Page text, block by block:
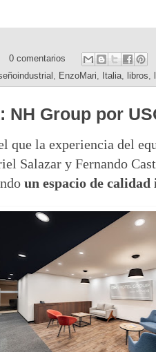
0 comentarios
, EnzoMari, Italia, libros,
NH Group por
que la experiencia del
Salazar y Fernando
un espacio de